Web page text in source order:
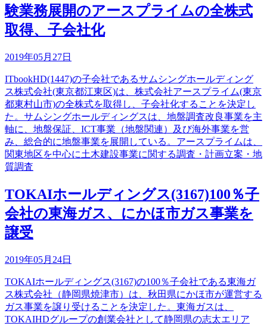
験業務展開のアースプライムの全株式
取得、子会社化
2019年05月27日
ITbookHD(1447)の子会社であるサムシングホールディング
ス株式会社(東京都江東区)は、株式会社アースプライム(東京
都東村山市)の全株式を取得し、子会社化することを決定し
た。サムシングホールディングスは、地盤調査改良事業を主
軸に、地盤保証、ICT事業（地盤関連）及び海外事業を営
み、総合的に地盤事業を展開している。アースプライムは、
関東地区を中心に土木建設事業に関する調査・計画立案・地
質調査
TOKAIホールディングス(3167)100％子
会社の東海ガス、にかほ市ガス事業を
譲受
2019年05月24日
TOKAIホールディングス(3167)の100％子会社である東海ガ
ス株式会社（静岡県焼津市）は、秋田県にかほ市が運営する
ガス事業を譲り受けることを決定した。東海ガスは、
TOKAIHDグループの創業会社として静岡県の志太エリア